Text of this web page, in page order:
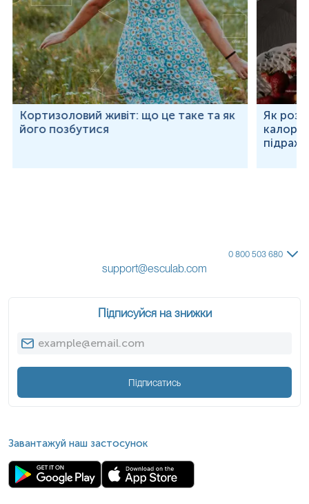
Кортизоловий живіт: що це таке та як
його позбутися
Як
0 800 503 680
support@esculab.com
Підписуйся на знижки
Підписатись
Завантажуй наш застосунок